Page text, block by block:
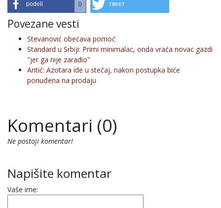
podeli 0 твеет
Povezane vesti
Stevanović obećava pomoć
Standard u Srbiji: Primi minimalac, onda vraća novac gazdi
"jer ga nije zaradio"
Antić: Azotara ide u stečaj, nakon postupka biće
ponuđena na prodaju
Komentari (0)
Ne postoji komentar!
Napišite komentar
Vaše ime: